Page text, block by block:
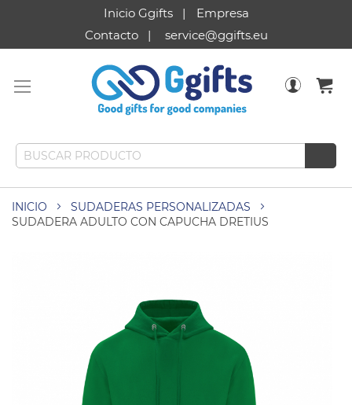
Inicio Ggifts
Empresa
Contacto
service@ggifts.eu
INICIO
SUDADERAS PERSONALIZADAS
SUDADERA ADULTO CON CAPUCHA DRETIUS